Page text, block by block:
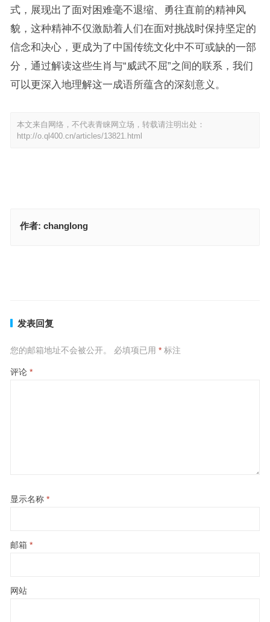
式，展现出了面对困难毫不退缩、勇往直前的精神风
貌，这种精神不仅激励着人们在面对挑战时保持坚定的
信念和决心，更成为了中国传统文化中不可或缺的一部
分，通过解读这些生肖与“威武不屈”之间的联系，我们
可以更深入地理解这一成语所蕴含的深刻意义。
本文来自网络，不代表青睐网立场，转载请注明出处：
http://o.ql400.cn/articles/13821.html
作者: changlong
发表回复
您的邮箱地址不会被公开。 必填项已用 *标注
评论 *
显示名称 *
邮箱 *
网站